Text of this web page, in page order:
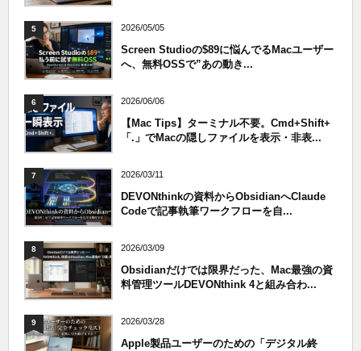
5 2026/05/05
Screen Studioの$89に悩んでるMacユーザー
へ、無料OSSで”あの動き...
6 2026/06/06
【Mac Tips】ターミナル不要。Cmd+Shift+
「.」でMacの隠しファイルを表示・非表...
7 2026/03/11
DEVONthinkの資料からObsidianへClaude
Codeで記事執筆ワークフローを自...
8 2026/03/09
Obsidianだけでは限界だった、Mac最強の資
料管理ツールDEVONthink 4と組み合わ...
9 2026/03/28
Apple製品ユーザーのための「デジタル終